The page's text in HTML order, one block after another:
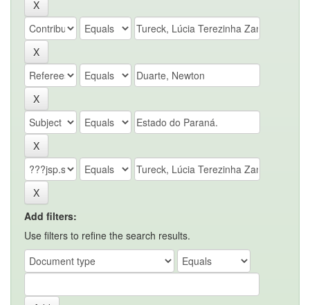
Add filters:
Use filters to refine the search results.